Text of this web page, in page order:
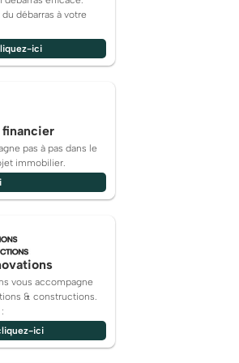
débarras à votre
ici
pas à pas dans le
immobilier.
vous accompagne
& constructions.
ici